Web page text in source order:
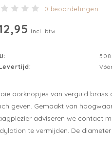
0 beoordelingen
Incl. btw
oorknopjes van verguld brass
geven. Gemaakt van
adviseren we contact
te vermijden. De diameter